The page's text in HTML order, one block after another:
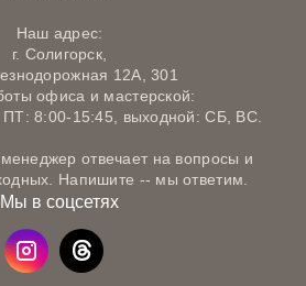
Наш адрес:
г. Солигорск,
12А, 301
офиса и мастерской:
8:00-15:45, выходной: СБ, ВС.
отвечает на вопросы и
Напишите -- мы ответим.
Мы в соцсетях